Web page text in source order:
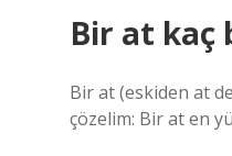
Bir at kaç
Bir at (eskiden at
çözelim: Bir at en